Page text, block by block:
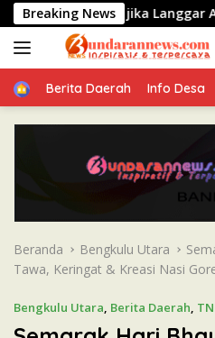
a
g
u
Breaking News
Diturunkan jika Langgar
HomeBerita Daerah Info Desa
Beranda Bengkulu Utara
Tawa, Keringat & Kreasi Nasi
Bengkulu Utara, Berita Daerah,